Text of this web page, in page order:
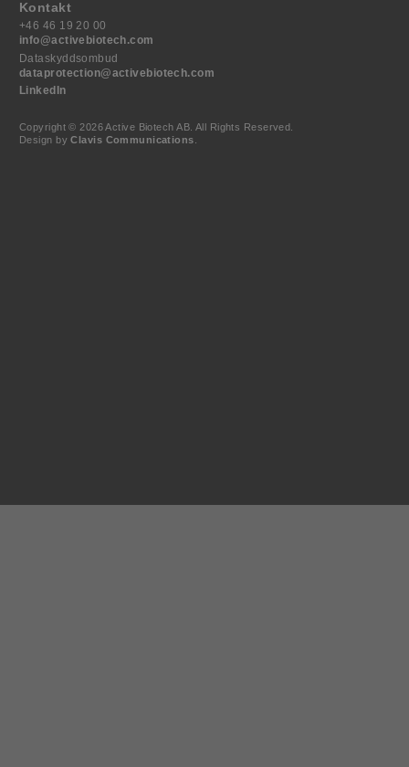
Kontakt
+46 46 19 20 00
info@activebiotech.com
Dataskyddsombud
dataprotection@activebiotech.com
LinkedIn
Copyright © 2026 Active Biotech AB. All Rights Reserved.
Design byClavis Communications